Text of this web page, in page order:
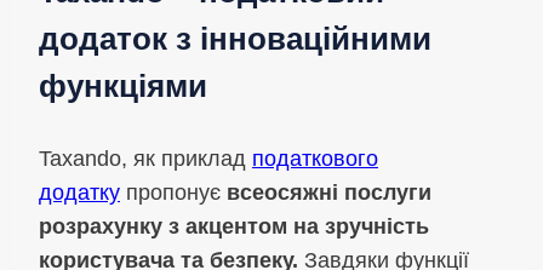
додаток з інноваційними
функціями
Taxando, як приклад податкового
додатку пропонує всеосяжні послуги
розрахунку з акцентом на зручність
користувача та безпеку. Завдяки функції